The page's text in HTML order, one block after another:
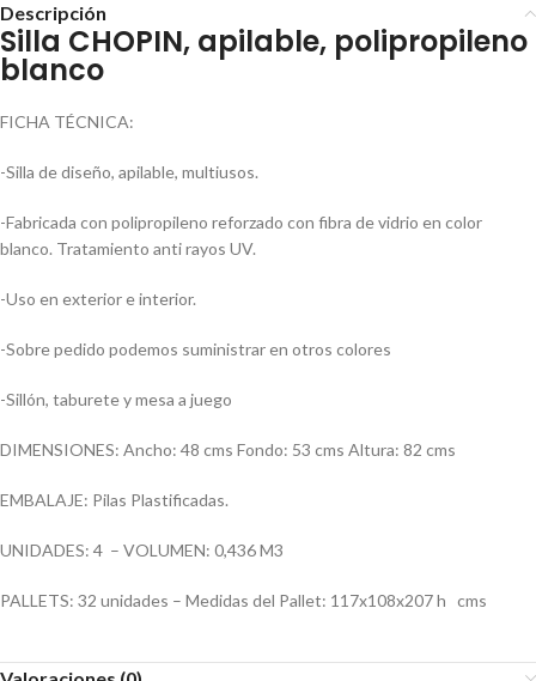
Descripción
Silla CHOPIN, apilable, polipropileno
blanco
FICHA TÉCNICA:
-Silla de diseño, apilable, multiusos.
-Fabricada con polipropileno reforzado con fibra de vidrio en color
blanco. Tratamiento anti rayos UV.
-Uso en exterior e interior.
-Sobre pedido podemos suministrar en otros colores
-Sillón, taburete y mesa a juego
DIMENSIONES: Ancho: 48 cms Fondo: 53 cms Altura: 82 cms
EMBALAJE: Pilas Plastificadas.
UNIDADES: 4 – VOLUMEN: 0,436 M3
PALLETS: 32 unidades – Medidas del Pallet: 117x108x207 h cms